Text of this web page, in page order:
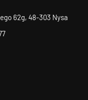
62g, 48-303 Nysa